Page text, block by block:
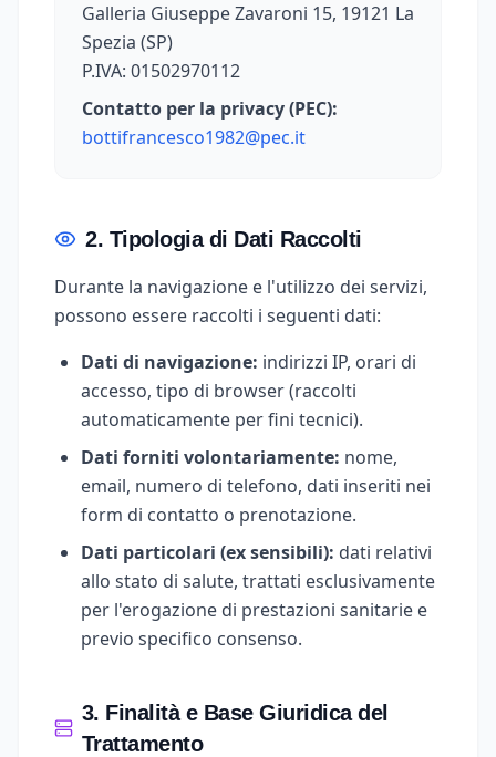
Galleria Giuseppe Zavaroni 15, 19121 La
Spezia (SP)
P.IVA: 01502970112
Contatto per la privacy (PEC):
bottifrancesco1982@pec.it
2. Tipologia di Dati Raccolti
Durante la navigazione e l'utilizzo dei servizi,
possono essere raccolti i seguenti dati:
Dati di navigazione: indirizzi IP, orari di
accesso, tipo di browser (raccolti
automaticamente per fini tecnici).
Dati forniti volontariamente: nome,
email, numero di telefono, dati inseriti nei
form di contatto o prenotazione.
Dati particolari (ex sensibili): dati relativi
allo stato di salute, trattati esclusivamente
per l'erogazione di prestazioni sanitarie e
previo specifico consenso.
3. Finalità e Base Giuridica del
Trattamento